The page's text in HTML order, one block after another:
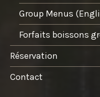
Group Menus
Forfaits boissons
Réservation
Contact